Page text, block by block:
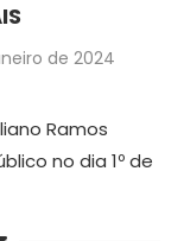
de 2024
Ramos
no dia 1º de